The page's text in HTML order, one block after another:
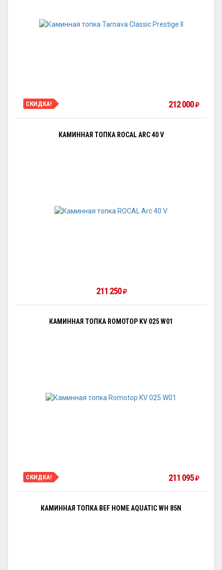
СКИДКА! 212 000₽
КАМИННАЯ ТОПКА ROCAL ARC 40 V
211 250₽
КАМИННАЯ ТОПКА ROMOTOP KV 025 W01
СКИДКА! 211 095₽
КАМИННАЯ ТОПКА BEF HOME AQUATIC WH 85N